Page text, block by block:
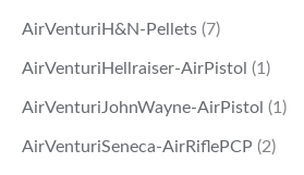
AirVenturiH&N-Pellets (7)
AirVenturiHellraiser-AirPistol (1)
AirVenturiJohnWayne-AirPistol (1)
AirVenturiSeneca-AirRiflePCP (2)